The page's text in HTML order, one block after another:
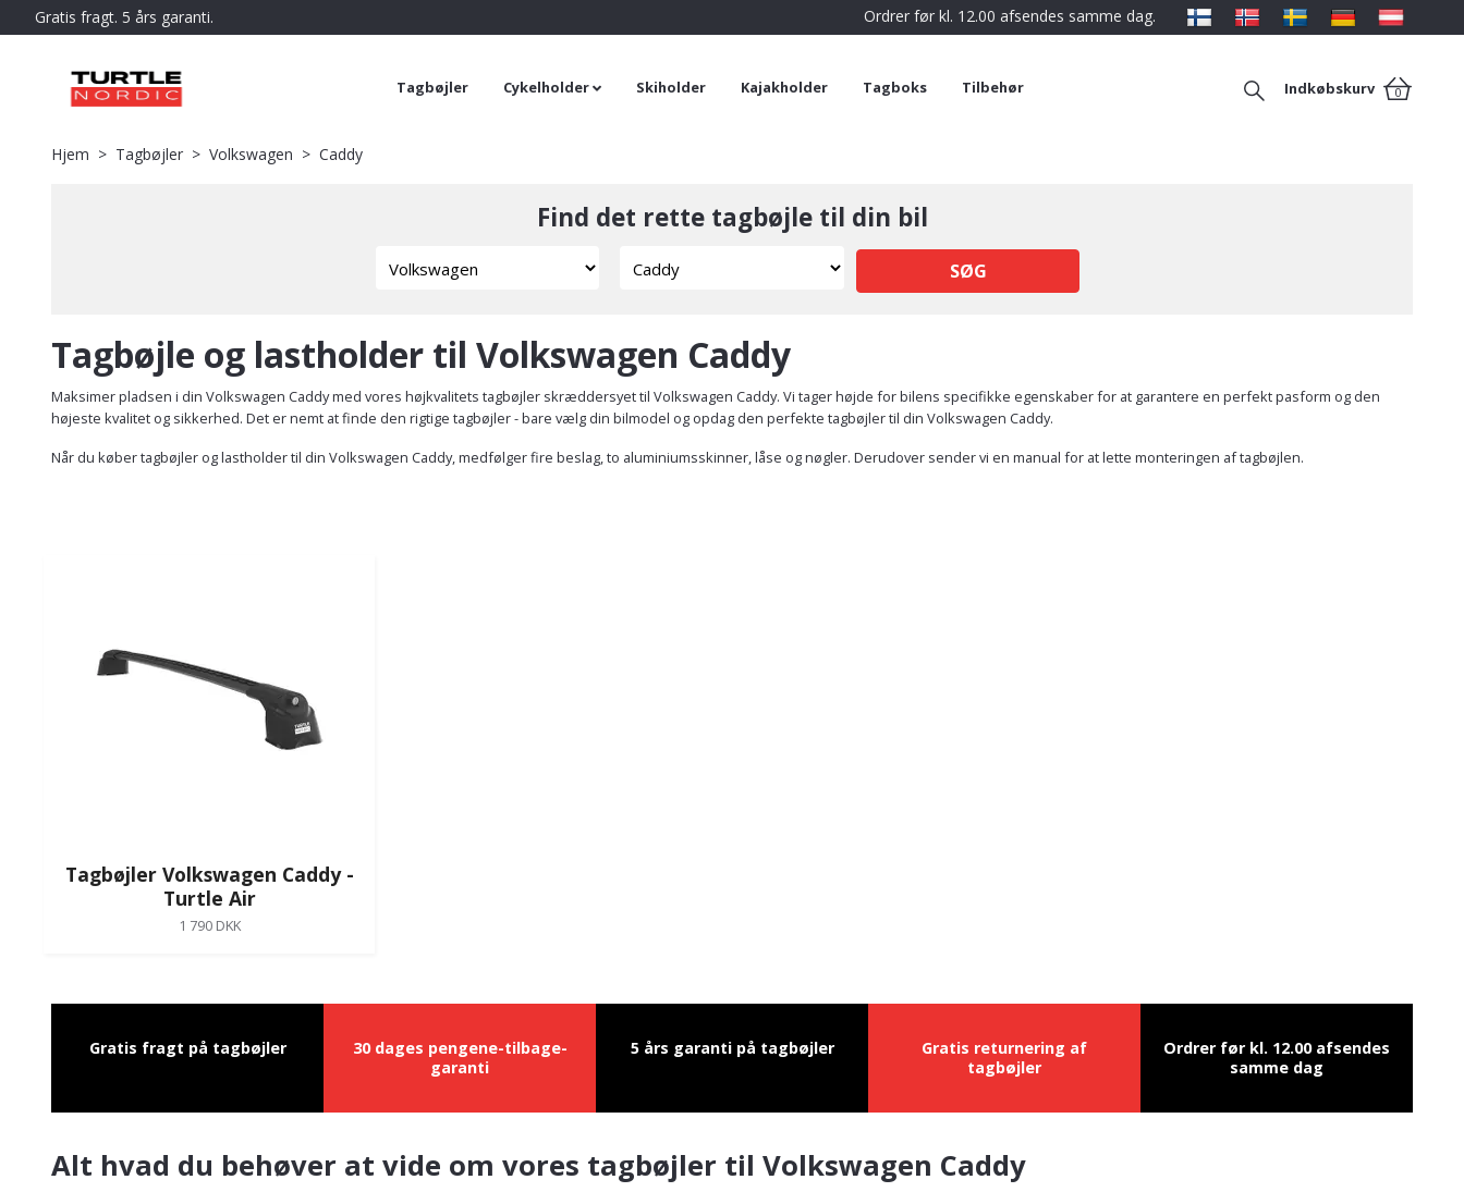
Gratis fragt. 5 års garanti. Ordrer før kl. 12.00 afsendes samme dag.
Tagbøjler Cykelholder Skiholder Kajakholder Tagboks Tilbehør Indkøbskurv 0
Hjem Tagbøjler Volkswagen Caddy
Find det rette tagbøjle til din bil
SØG
Tagbøjle og lastholder til Volkswagen Caddy
Maksimer pladsen i din Volkswagen Caddy med vores højkvalitets tagbøjler skræddersyet til Volkswagen Caddy. Vi tager højde for bilens specifikke egenskaber for at garantere en perfekt pasform og den
højeste kvalitet og sikkerhed. Det er nemt at finde den rigtige tagbøjler - bare vælg din bilmodel og opdag den perfekte tagbøjler til din Volkswagen Caddy.
Når du køber tagbøjler og lastholder til din Volkswagen Caddy, medfølger fire beslag, to aluminiumsskinner, låse og nøgler. Derudover sender vi en manual for at lette monteringen af tagbøjlen.
Tagbøjler Volkswagen Caddy -
Turtle Air
1 790 DKK
Gratis fragt på tagbøjler
30 dages pengene-tilbage-
garanti
5 års garanti på tagbøjler
Gratis returnering af
tagbøjler
Ordrer før kl. 12.00 afsendes
samme dag
Alt hvad du behøver at vide om vores tagbøjler til Volkswagen Caddy